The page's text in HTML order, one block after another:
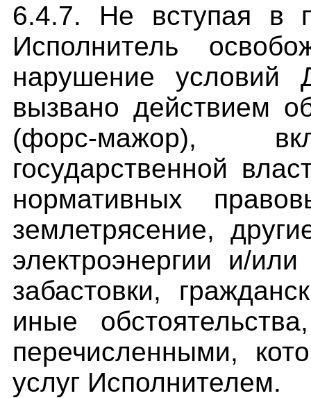
6.4.7. Не вступая в
Исполнитель
нарушение условий
вызвано действием
(форс-мажор),
государственной
нормативных
землетрясение,
электроэнергии и/
забастовки,
иные
перечисленными,
услуг Исполнителем.